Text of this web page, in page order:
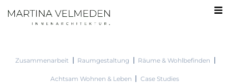
Inhalt
Zusammenarbeit Raumgestaltung Räume & Wohlbefinden
Achtsam Wohnen & Leben Case Studies